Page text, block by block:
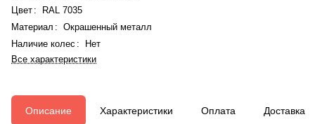
Цвет :
RAL 7035
Материал : Окрашенный металл
Наличие колес :
Нет
Все характеристики
Описание Характеристики Оплата Доставка